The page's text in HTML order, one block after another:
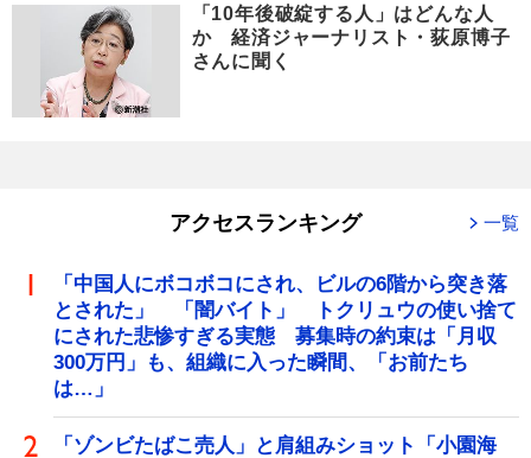
「10年後破綻する人」はどんな人
か 経済ジャーナリスト・荻原博子
さんに聞く
アクセスランキング 一覧
「中国人にボコボコにされ、ビルの6階から突き落
とされた」 「闇バイト」 トクリュウの使い捨て
にされた悲惨すぎる実態 募集時の約束は「月収
300万円」も、組織に入った瞬間、「お前たち
は…」
「ゾンビたばこ売人」と肩組みショット「小園海